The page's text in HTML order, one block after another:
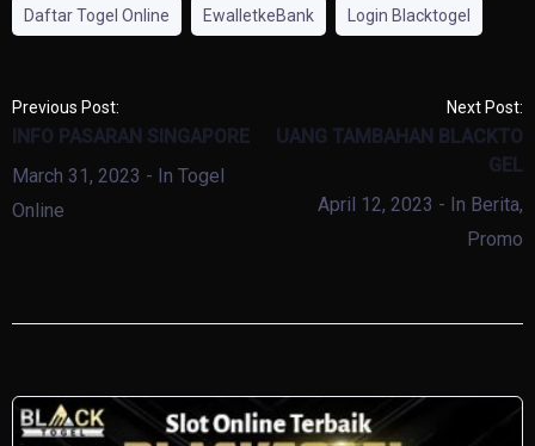
Daftar Togel Online EwalletkeBank Login Blacktogel
Previous Post:
INFO PASARAN SINGAPORE
March 31, 2023 - In Togel
Online
Next Post:
UANG TAMBAHAN BLACKTO
GEL
April 12, 2023 - In Berita,
Promo